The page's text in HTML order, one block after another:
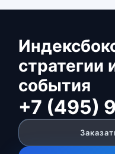
стратегии
события
+7 (495)